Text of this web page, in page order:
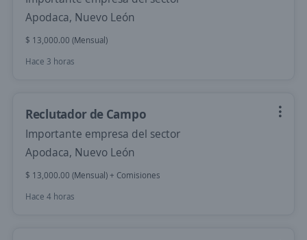
Apodaca, Nuevo León
$ 13,000.00 (Mensual)
Hace 3 horas
Reclutador de Campo
Importante empresa del sector
Apodaca, Nuevo León
$ 13,000.00 (Mensual) + Comisiones
Hace 4 horas